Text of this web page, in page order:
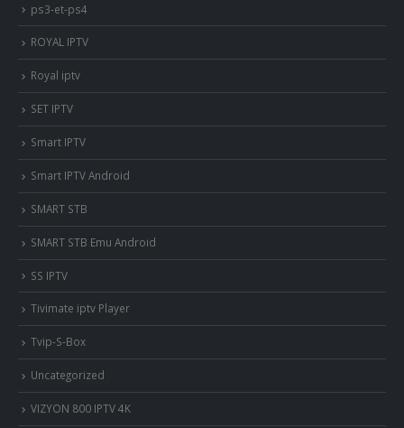
ps3-et-ps4
ROYAL IPTV
Royal iptv
SET IPTV
Smart IPTV
Smart IPTV Android
SMART STB
SMART STB Emu Android
SS IPTV
Tivimate iptv Player
Tvip-S-Box
Uncategorized
VIZYON 800 IPTV 4K